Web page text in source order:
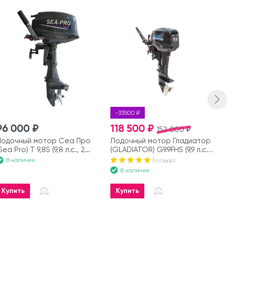
000 ₽
мотор Сеа Про
Pro) Т 9,8S (9,8 л.с., 2
В наличии
Купить
-33500 ₽
152 000 ₽
118 500 ₽
Лодочный мотор Гладиатор
(GLADIATOR) G9.9FHS (9,9 л.с.,
2 такта)
3 отзыва
В наличии
Купить